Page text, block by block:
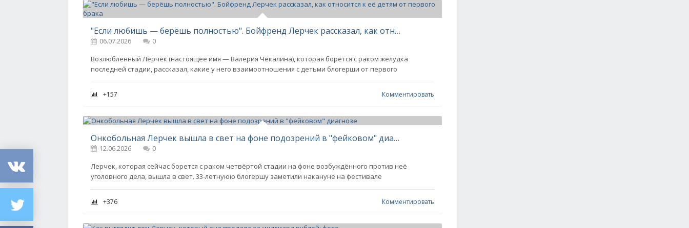
"Если любишь — берёшь полностью". Бойфренд Лерчек рассказал, как относится к её детям от первого брака
06.07.2026
0
Возлюбленный Лерчек (настоящее имя — Валерия Чекалина), которая борется с раком желудка
последней стадии, рассказал, какие у него взаимоотношения с детьми блогерши от первого
+157 Комментировать
Онкобольная Лерчек вышла в свет на фоне подозрений в "фейковом" диагнозе
12.06.2026
0
Лерчек, которая сейчас борется с раком четвёртой стадии на фоне возбуждённого против неё
уголовного дела, вышла в свет. 33-летнуюю блогершу заметили накануне на фестивале
+376 Комментировать